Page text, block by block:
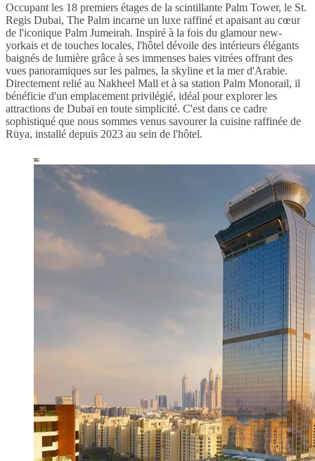
Occupant les 18 premiers étages de la scintillante Palm Tower, le St.
Regis Dubai, The Palm incarne un luxe raffiné et apaisant au cœur
de l'iconique Palm Jumeirah. Inspiré à la fois du glamour new-
yorkais et de touches locales, l'hôtel dévoile des intérieurs élégants
baignés de lumière grâce à ses immenses baies vitrées offrant des
vues panoramiques sur les palmes, la skyline et la mer d'Arabie.
Directement relié au Nakheel Mall et à sa station Palm Monorail, il
bénéficie d'un emplacement privilégié, idéal pour explorer les
attractions de Dubaï en toute simplicité. C'est dans ce cadre
sophistiqué que nous sommes venus savourer la cuisine raffinée de
Rüya, installé depuis 2023 au sein de l'hôtel.